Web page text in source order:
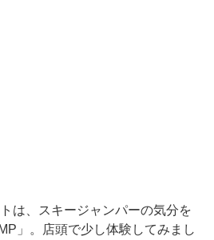
は、スキージャンパーの気分を
」。店頭で少し体験してみまし